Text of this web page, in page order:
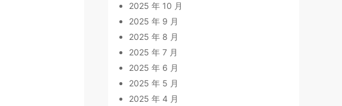
2025 年 10 月
2025 年 9 月
2025 年 8 月
2025 年 7 月
2025 年 6 月
2025 年 5 月
2025 年 4 月